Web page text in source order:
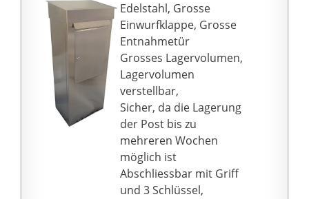
Edelstahl, Grosse
Einwurfklappe, Grosse
Entnahmetür
Grosses Lagervolumen,
Lagervolumen
verstellbar,
Sicher, da die Lagerung
der Post bis zu
mehreren Wochen
möglich ist
Abschliessbar mit Griff
und 3 Schlüssel,